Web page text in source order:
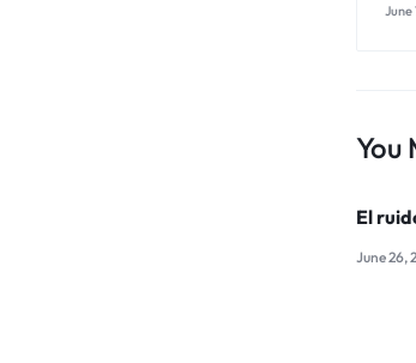
June
You
El
June 26,